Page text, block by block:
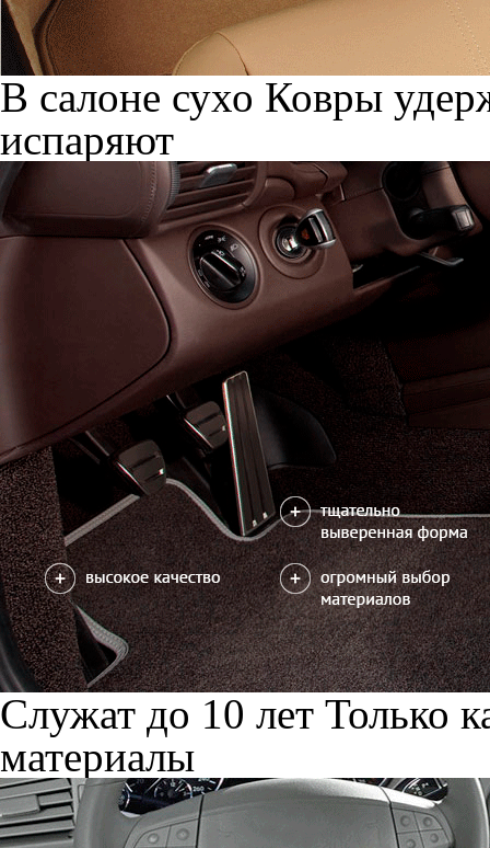
В салоне сухо Ковры
испаряют
Служат до 10 лет Только
материалы